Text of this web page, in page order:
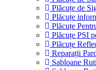
Plăcuțe de
Plăcuțe
Plăcuțe
Plăcuțe PSI
Plăcuțe
Reparații
Sabloane